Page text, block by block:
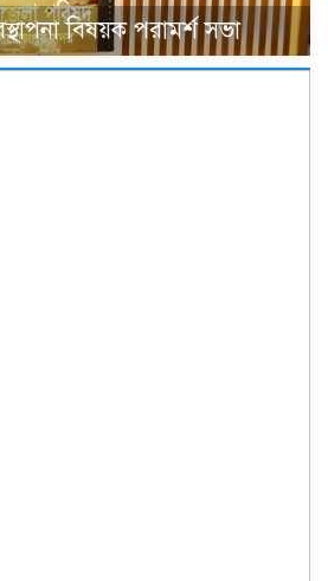
বিষয়ক পরামর্শ সভা